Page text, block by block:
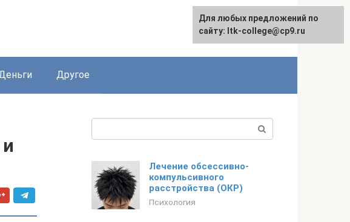
Другое
Лечение обсессивно-
компульсивного
расстройства (ОКР)
Психология
Для любых предложений по
сайту: ltk-college@cp9.ru